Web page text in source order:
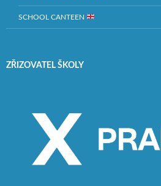
SCHOOL CANTEEN
ZŘIZOVATEL ŠKOLY